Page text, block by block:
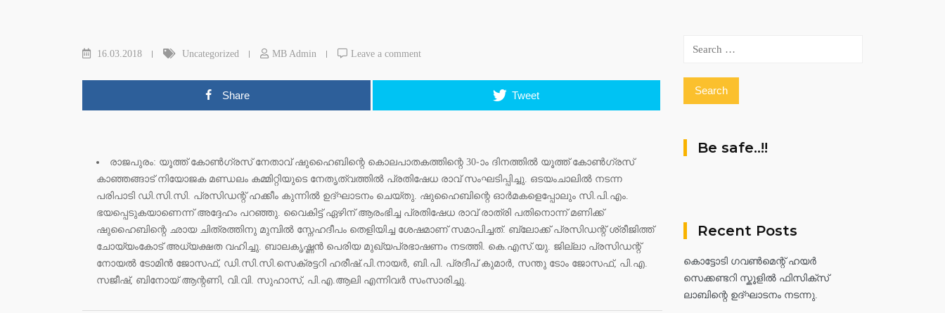
16.03.2018 Uncategorized MB Admin Leave a comment
Share Tweet
രാജപുരം: യൂത്ത് കോണ്‍ഗ്രസ് നേതാവ് ഷുഹൈബിന്റെ കൊലപാതകത്തിന്റെ 30-ാം ദിനത്തില്‍ യൂത്ത് കോണ്‍ഗ്രസ്
കാഞ്ഞങ്ങാട് നിയോജക മണ്ഡലം കമ്മിറ്റിയുടെ നേതൃത്വത്തില്‍ പ്രതിഷേധ രാവ് സംഘടിപ്പിച്ചു. ഒടയംചാലില്‍ നടന്ന
പരിപാടി ഡി.സി.സി. പ്രസിഡന്റ് ഹക്കീം കുന്നില്‍ ഉദ്ഘാടനം ചെയ്തു. ഷുഹൈബിന്റെ ഓര്‍മകളെപ്പോലും സി.പി.എം.
ഭയപ്പെടുകയാണെന്ന് അദ്ദേഹം പറഞ്ഞു. വൈകിട്ട് ഏഴിന് ആരംഭിച്ച പ്രതിഷേധ രാവ് രാത്രി പതിനൊന്ന് മണിക്ക്
ഷുഹൈബിന്റെ ഛായ ചിത്രത്തിനു മുമ്പില്‍ സ്നേഹദീപം തെളിയിച്ച ശേഷമാണ് സമാപിച്ചത്. ബ്ലോക്ക് പ്രസിഡന്റ് ശ്രീജിത്ത്
ചോയ്യംകോട് അധ്യക്ഷത വഹിച്ചു. ബാലകൃഷ്ണന്‍ പെരിയ മുഖ്യപ്രഭാഷണം നടത്തി. കെ.എസ്.യു. ജില്ലാ പ്രസിഡന്റ്
നോയല്‍ ടോമിന്‍ ജോസഫ്, ഡി.സി.സി.സെക്രട്ടറി ഹരീഷ്.പി.നായര്‍, ബി.പി. പ്രദീപ് കുമാര്‍, സന്തു ടോം ജോസഫ്, പി.എ.
സജീഷ്, ബിനോയ് ആന്റണി, വി.വി. സുഹാസ്, പി.എ.ആലി എന്നിവര്‍ സംസാരിച്ചു.
Be safe..!!
Recent Posts
കൊട്ടോടി ഗവൺമെന്റ് ഹയർ
സെക്കണ്ടറി സ്കൂളിൽ ഫിസിക്സ്
ലാബിന്റെ ഉദ്ഘാടനം നടന്നു.